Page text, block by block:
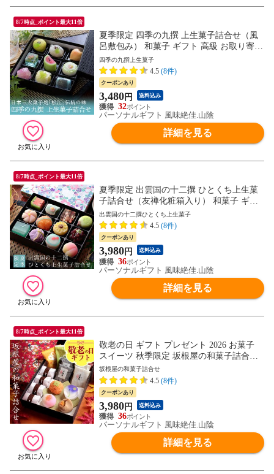
8/7時点_ポイント最大11倍
夏季限定 四季の九撰 上生菓子詰合せ（風
呂敷包み） 和菓子 ギフト 高級 お取り寄せ
スイーツ 送料無料（北海道・沖縄を除く）
四季の九撰上生菓子
4.5 (8件)
クーポンあり
3,480円 送料込み
32
パーソナルギフト 風味絶佳.山陰
詳細を見る
8/7時点_ポイント最大11倍
夏季限定 出雲国の十二撰 ひとくち上生菓
子詰合せ（友禅化粧箱入り） 和菓子 ギフ
ト 高級 お取り寄せ スイーツ 送料無料（北
海道・沖縄を除く）
出雲国の十二撰ひとくち上生菓子
4.5 (8件)
クーポンあり
3,980円 送料込み
36
パーソナルギフト 風味絶佳.山陰
詳細を見る
8/7時点_ポイント最大11倍
敬老の日 ギフト プレゼント 2026 お菓子
スイーツ 秋季限定 坂根屋の和菓子詰合せ
（友禅化粧箱入り） 送料無料（北海道・沖
縄を除く） 敬老の日メッセージカード付き
坂根屋の和菓子詰合せ
4.5 (8件)
クーポンあり
3,980円 送料込み
36
パーソナルギフト 風味絶佳.山陰
詳細を見る